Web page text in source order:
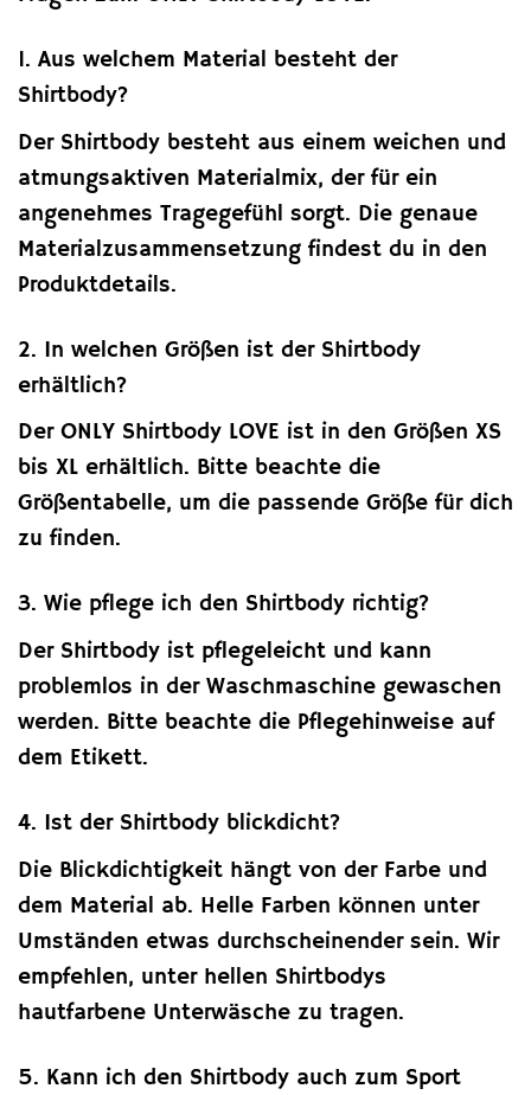
1. Aus welchem Material besteht der
Shirtbody?
Der Shirtbody besteht aus einem weichen und
atmungsaktiven Materialmix, der für ein
angenehmes Tragegefühl sorgt. Die genaue
Materialzusammensetzung findest du in den
Produktdetails.
2. In welchen Größen ist der Shirtbody
erhältlich?
Der ONLY Shirtbody LOVE ist in den Größen XS
bis XL erhältlich. Bitte beachte die
Größentabelle, um die passende Größe für dich
zu finden.
3. Wie pflege ich den Shirtbody richtig?
Der Shirtbody ist pflegeleicht und kann
problemlos in der Waschmaschine gewaschen
werden. Bitte beachte die Pflegehinweise auf
dem Etikett.
4. Ist der Shirtbody blickdicht?
Die Blickdichtigkeit hängt von der Farbe und
dem Material ab. Helle Farben können unter
Umständen etwas durchscheinender sein. Wir
empfehlen, unter hellen Shirtbodys
hautfarbene Unterwäsche zu tragen.
5. Kann ich den Shirtbody auch zum Sport